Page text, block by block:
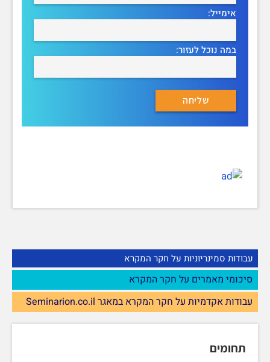
עבודות סמינריוניות על חקר המקרא
סיכומי מאמרים על חקר המקרא
עבודות אקדמיות על חקר המקרא במאגר Seminarion.co.il
תחומים
אימייל:
במה נוכל לעזור: